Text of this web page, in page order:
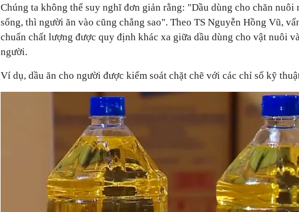
Chúng ta không thể suy nghĩ đơn giản rằng: "Dầu dùng cho chăn nuôi
sống, thì người ăn vào cũng chẳng sao". Theo TS Nguyễn Hồng Vũ,
chuẩn chất lượng được quy định khác xa giữa dầu dùng cho vật nuôi
người.
Ví dụ, dầu ăn cho người được kiểm soát chặt chẽ với các chỉ số kỹ